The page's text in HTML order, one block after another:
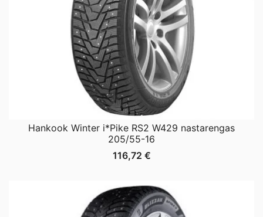
Hankook Winter i*Pike RS2 W429 nastarengas
205/55-16
116,72 €